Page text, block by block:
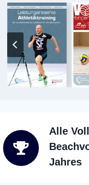
Alle
Jahres